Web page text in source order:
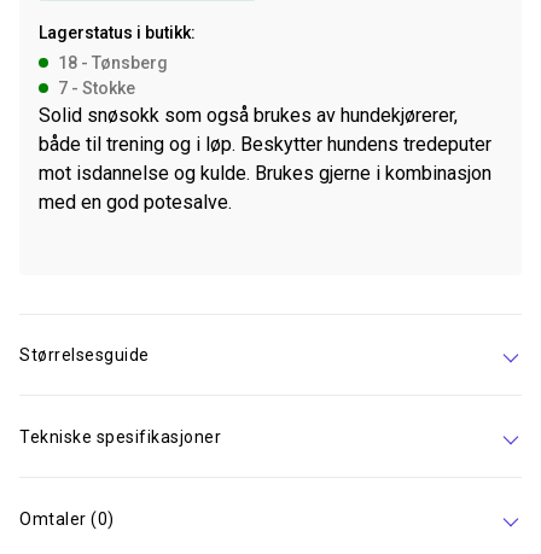
3XS
antall
Lagerstatus i butikk:
18 - Tønsberg
7 - Stokke
Solid snøsokk som også brukes av hundekjørerer,
både til trening og i løp. Beskytter hundens tredeputer
mot isdannelse og kulde. Brukes gjerne i kombinasjon
med en god potesalve.
Størrelsesguide
Tekniske spesifikasjoner
Omtaler (0)